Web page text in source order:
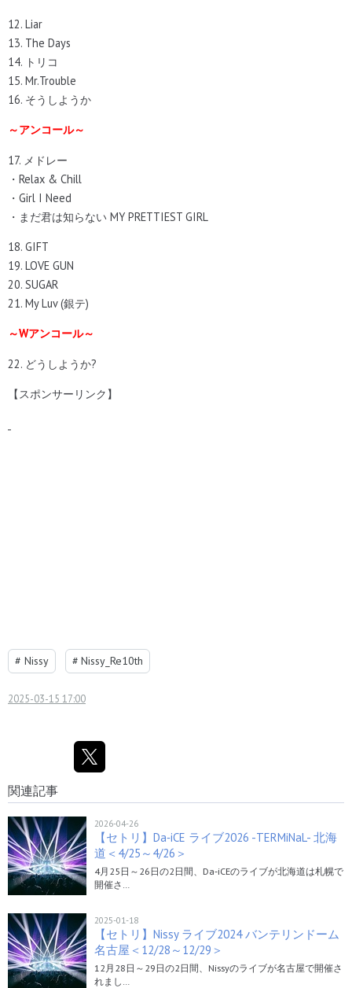
12. Liar
13. The Days
14. トリコ
15. Mr.Trouble
16. そうしようか
～アンコール～
17. メドレー
・Relax & Chill
・Girl I Need
・まだ君は知らない MY PRETTIEST GIRL
18. GIFT
19. LOVE GUN
20. SUGAR
21. My Luv (銀テ)
～Wアンコール～
22. どうしようか?
【スポンサーリンク】
# Nissy # Nissy_Re10th
2025-03-15 17:00
関連記事
2026-04-26
【セトリ】Da‐iCE ライブ2026 -TERMiNaL- 北海
道＜4/25～4/26＞
4月25日～26日の2日間、Da‐iCEのライブが北海道は札幌で
開催さ…
2025-01-18
【セトリ】Nissy ライブ2024 バンテリンドーム
名古屋＜12/28～12/29＞
12月28日～29日の2日間、Nissyのライブが名古屋で開催さ
れまし…